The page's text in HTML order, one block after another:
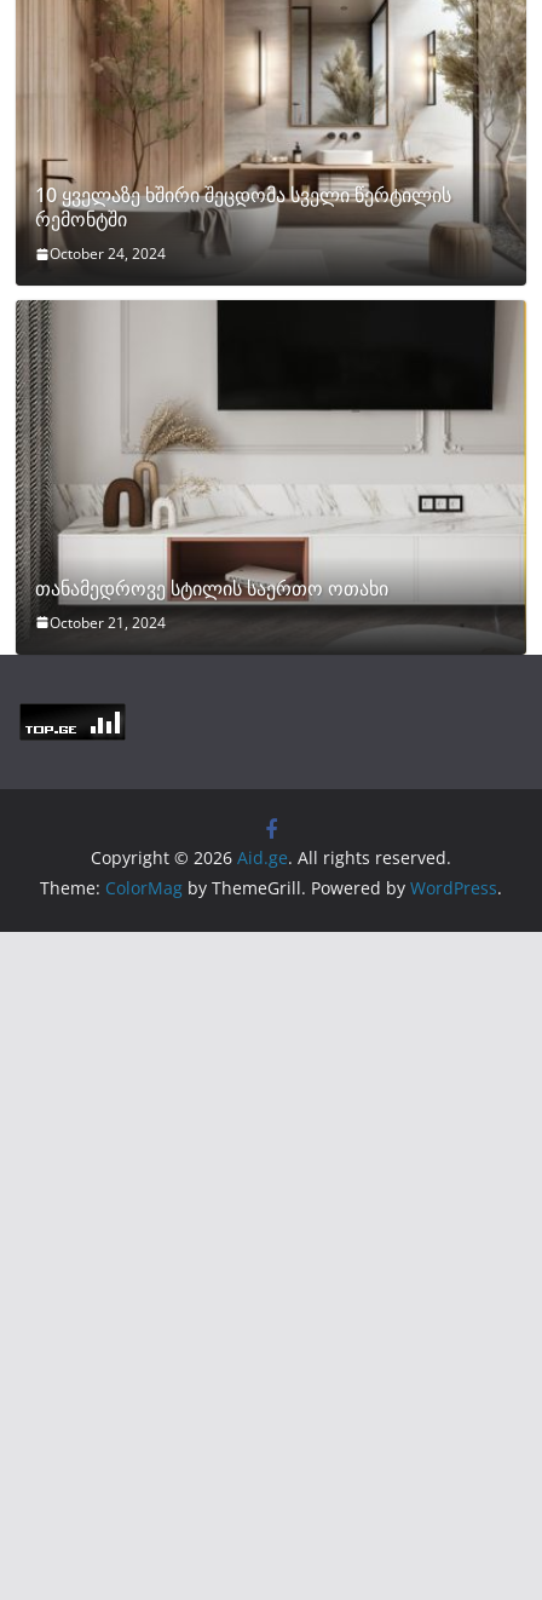
10 ყველაზე ხშირი შეცდომა სველი წერტილის
რემონტში
October 24, 2024
თანამედროვე სტილის საერთო ოთახი
October 21, 2024
Copyright © 2026 Aid.ge. All rights reserved.
Theme: ColorMag by ThemeGrill. Powered by WordPress.